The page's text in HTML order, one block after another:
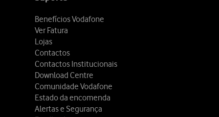
Benefícios Vodafone
Ver Fatura
Lojas
Contactos
Contactos Institucionais
Download Centre
Comunidade Vodafone
Estado da encomenda
Alertas e Segurança